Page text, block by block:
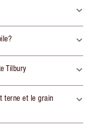
Tilbury
terne et le grain